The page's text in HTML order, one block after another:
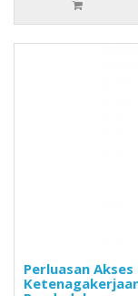
Perluasan